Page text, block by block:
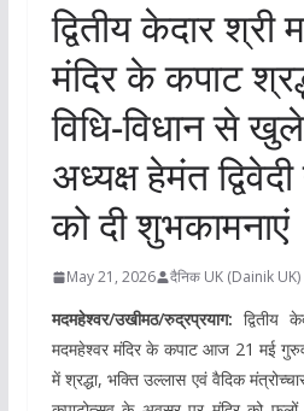
द्वितीय केदार श्री
मंदिर के कपाट
विधि-विधान से
अध्यक्ष हेमंत
को दी शुभकामनाएं
May 21, 2026 दैनिक UK (Dainik UK)
मदमहेश्वर/उखीमठ/रुद्रप्रयाग:द्वितीय
मदमहेश्वर मंदिर के कपाट आज 21 मई
में श्रद्धा, भक्ति उल्लास एवं वैदिक